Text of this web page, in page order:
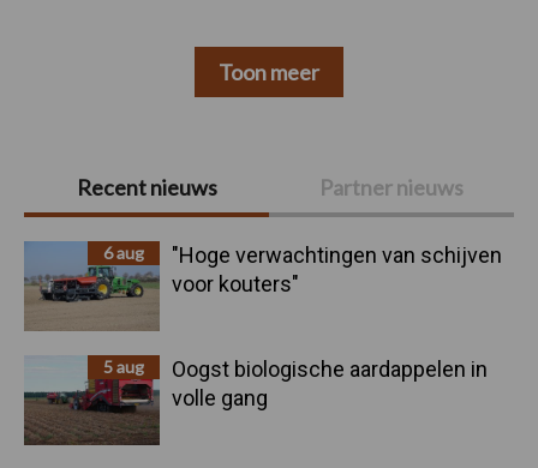
Primaire
Sidebar
Recent nieuws Partner nieuws
6 aug
"Hoge verwachtingen van schijven
voor kouters"
5 aug
Oogst biologische aardappelen in
volle gang
Toon meer